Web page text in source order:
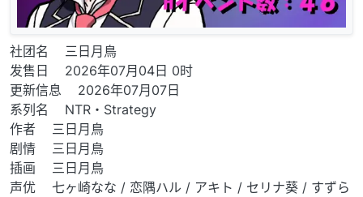
社团名 三日月鳥
发售日 2026年07月04日 0时
更新信息 2026年07月07日
系列名 NTR・Strategy
作者 三日月鳥
剧情 三日月鳥
插画 三日月鳥
声优 七ヶ崎なな / 恋隅ハル / アキト / セリナ葵 / すずら